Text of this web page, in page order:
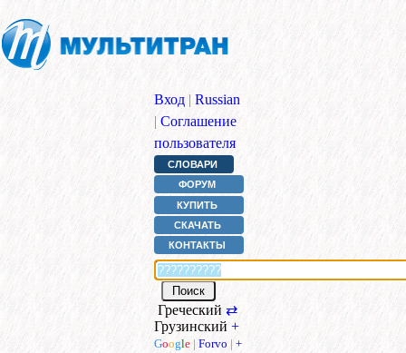
Вход | Russian
| Соглашение
пользователя
СЛОВАРИ
ФОРУМ
КУПИТЬ
СКАЧАТЬ
КОНТАКТЫ
Греческий ⇄
Грузинский +
Google | Forvo | +